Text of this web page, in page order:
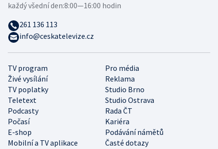
TV program
Pro média
Živé vysílání
Reklama
TV poplatky
Studio Brno
Teletext
Studio Ostrava
Podcasty
Rada ČT
Počasí
Kariéra
E-shop
Podávání námětů
Mobilní a TV aplikace
Časté dotazy
každý všední den:8:00—16:00 hodin
261 136 113
info@ceskatelevize.cz